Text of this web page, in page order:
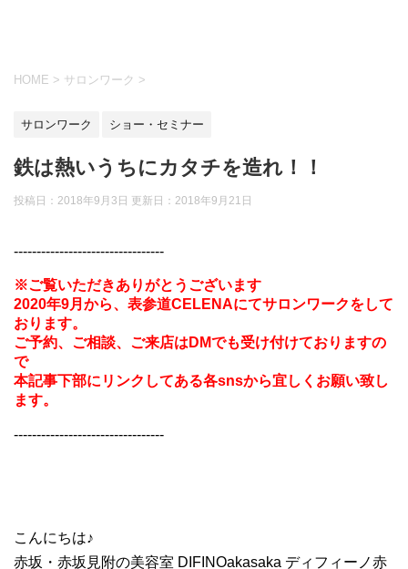
HOME > サロンワーク >
サロンワーク ショー・セミナー
鉄は熱いうちにカタチを造れ！！
投稿日：2018年9月3日 更新日： 2018年9月21日
---------------------------------
※ご覧いただきありがとうございます
2020年9月から、表参道CELENAにてサロンワークをして
おります。
ご予約、ご相談、ご来店はDMでも受け付けておりますの
で
本記事下部にリンクしてある各snsから宜しくお願い致し
ます。
---------------------------------
こんにちは♪
赤坂・赤坂見附の美容室 DIFINOakasaka ディフィーノ赤